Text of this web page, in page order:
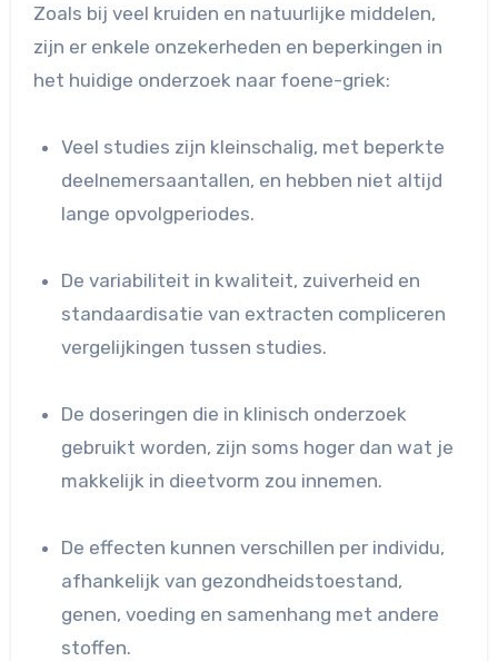
Zoals bij veel kruiden en natuurlijke middelen,
zijn er enkele onzekerheden en beperkingen in
het huidige onderzoek naar foene-griek:
Veel studies zijn kleinschalig, met beperkte
deelnemersaantallen, en hebben niet altijd
lange opvolgperiodes.
De variabiliteit in kwaliteit, zuiverheid en
standaardisatie van extracten compliceren
vergelijkingen tussen studies.
De doseringen die in klinisch onderzoek
gebruikt worden, zijn soms hoger dan wat je
makkelijk in dieetvorm zou innemen.
De effecten kunnen verschillen per individu,
afhankelijk van gezondheidstoestand,
genen, voeding en samenhang met andere
stoffen.